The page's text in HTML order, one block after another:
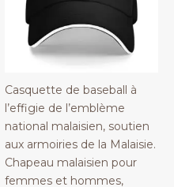
Casquette de baseball à
l’effigie de l’emblème
national malaisien, soutien
aux armoiries de la Malaisie.
Chapeau malaisien pour
femmes et hommes,